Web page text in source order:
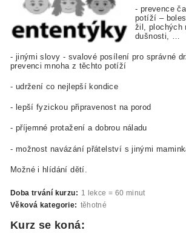
- prevence
potíží –
žil, plochých
dušnosti, …
- jinými slovy - svalové posílení pro správné
prevenci mnoha z těchto potíží
- udržení co nejlepší kondice
- lepší fyzickou připravenost na porod
- příjemné protažení a dobrou náladu
- možnost navázání přátelství s jinými
Možné i hlídání dětí.
Doba trvání kurzu: 1 lekce = 60 minut
Věková kategorie: těhotné
Kurz se koná: